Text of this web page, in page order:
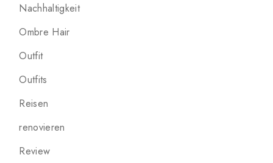
Nachhaltigkeit
Ombre Hair
Outfit
Outfits
Reisen
renovieren
Review